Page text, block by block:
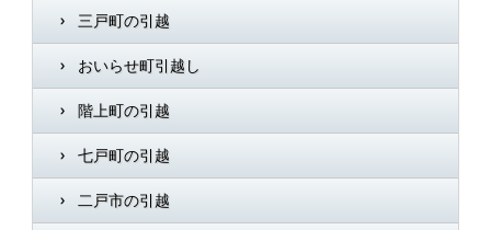
三戸町の引越
おいらせ町引越し
階上町の引越
七戸町の引越
二戸市の引越